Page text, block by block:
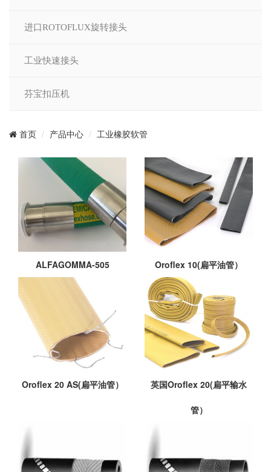
进口ROTOFLUX旋转接头
工业快速接头
芬宝扣压机
首页 产品中心 工业橡胶软管
ALFAGOMMA-505 Oroflex 10(扁平油管）
Oroflex 20 AS(扁平油管） 英国Oroflex 20(扁平输水
管）